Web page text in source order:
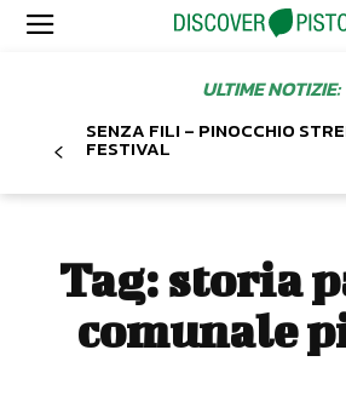
ULTIME NOTIZIE:
SENZA FILI – PINOCCHIO
FESTIVAL
Tag: storia
comunale